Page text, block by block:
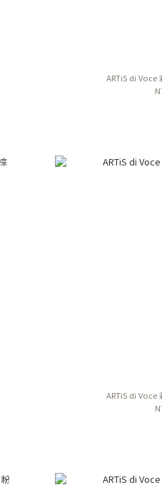
ARTiS di Voce
ARTiS di Voce